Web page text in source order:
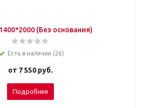
(Без основания)
Есть в наличии (26)
от 7 550 руб.
Подробнее